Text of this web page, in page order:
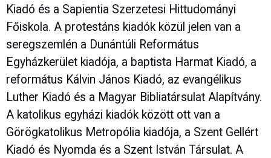
Kiadó és a Sapientia Szerzetesi Hittudományi
Főiskola. A protestáns kiadók közül jelen van a
seregszemlén a Dunántúli Református
Egyházkerület kiadója, a baptista Harmat Kiadó, a
református Kálvin János Kiadó, az evangélikus
Luther Kiadó és a Magyar Bibliatársulat Alapítvány.
A katolikus egyházi kiadók között ott van a
Görögkatolikus Metropólia kiadója, a Szent Gellért
Kiadó és Nyomda és a Szent István Társulat. A